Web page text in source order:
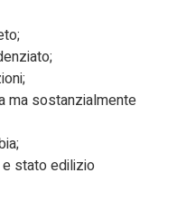
ma sostanzialmente
stato edilizio